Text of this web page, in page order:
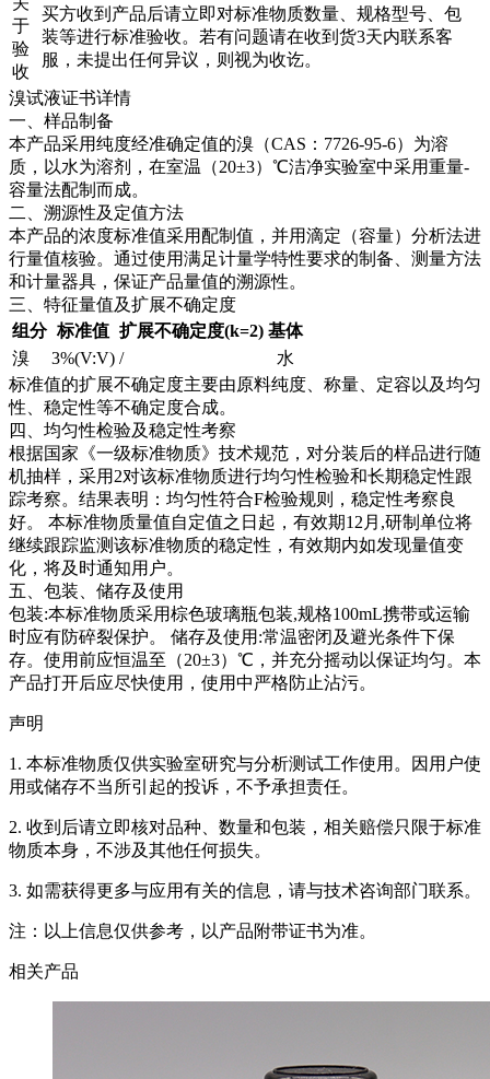
于
验
收
买方收到产品后请立即对标准物质数量、规格型号、包
装等进行标准验收。若有问题请在收到货3天内联系客
服，未提出任何异议，则视为收讫。
溴试液证书详情
一、样品制备
本产品采用纯度经准确定值的溴（CAS：7726-95-6）为溶
质，以水为溶剂，在室温（20±3）℃洁净实验室中采用重量-
容量法配制而成。
二、溯源性及定值方法
本产品的浓度标准值采用配制值，并用滴定（容量）分析法进
行量值核验。通过使用满足计量学特性要求的制备、测量方法
和计量器具，保证产品量值的溯源性。
三、特征量值及扩展不确定度
组分 标准值 扩展不确定度(k=2) 基体
溴
3%(V:V) /
水
标准值的扩展不确定度主要由原料纯度、称量、定容以及均匀
性、稳定性等不确定度合成。
四、均匀性检验及稳定性考察
根据国家《一级标准物质》技术规范，对分装后的样品进行随
机抽样，采用2对该标准物质进行均匀性检验和长期稳定性跟
踪考察。结果表明：均匀性符合F检验规则，稳定性考察良
好。 本标准物质量值自定值之日起，有效期12月,研制单位将
继续跟踪监测该标准物质的稳定性，有效期内如发现量值变
化，将及时通知用户。
五、包装、储存及使用
包装:本标准物质采用棕色玻璃瓶包装,规格100mL携带或运输
时应有防碎裂保护。 储存及使用:常温密闭及避光条件下保
存。使用前应恒温至（20±3）℃，并充分摇动以保证均匀。本
产品打开后应尽快使用，使用中严格防止沾污。
声明
1. 本标准物质仅供实验室研究与分析测试工作使用。因用户使
用或储存不当所引起的投诉，不予承担责任。
2. 收到后请立即核对品种、数量和包装，相关赔偿只限于标准
物质本身，不涉及其他任何损失。
3. 如需获得更多与应用有关的信息，请与技术咨询部门联系。
注：以上信息仅供参考，以产品附带证书为准。
相关产品